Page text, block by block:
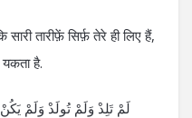
तारीफ़ें सिर्फ़ तेरे ही लिए हैं,
है.
لَمْ تَلِدْ وَلَمْ تُولَدْ وَلَمْ